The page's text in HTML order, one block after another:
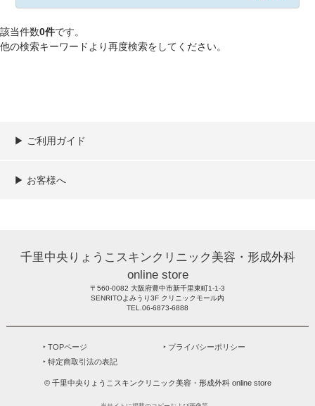
該当件数0件です。
他の検索キーワードより再度検索をしてください。
▶︎ ご利用ガイド
ご利用ガイド
決済／配送／送料について
取り扱い商品一覧
顧客情報の取扱について
特定商取引法の表記
▶︎ お客様へ
千里中央りょうこスキンクリニック美容・形成外科
online store
〒560-0082 大阪府豊中市新千里東町1-1-3
SENRITOよみうり3F クリニックモール内
TEL.06-6873-6888
‣ TOPページ
‣ プライバシーポリシー
‣ 特定商取引法の表記
© 千里中央りょうこスキンクリニック美容・形成外科 online store